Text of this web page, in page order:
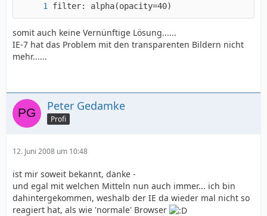
filter: alpha(opacity=40)
somit auch keine Vernünftige Lösung......
IE-7 hat das Problem mit den transparenten Bildern nicht
mehr......
Peter Gedamke
Profi
12. Juni 2008 um 10:48
ist mir soweit bekannt, danke -
und egal mit welchen Mitteln nun auch immer... ich bin
dahintergekommen, weshalb der IE da wieder mal nicht so
reagiert hat, als wie 'normale' Browser